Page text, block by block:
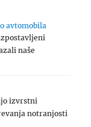
avtomobila
naše
izvrstni
notranjosti